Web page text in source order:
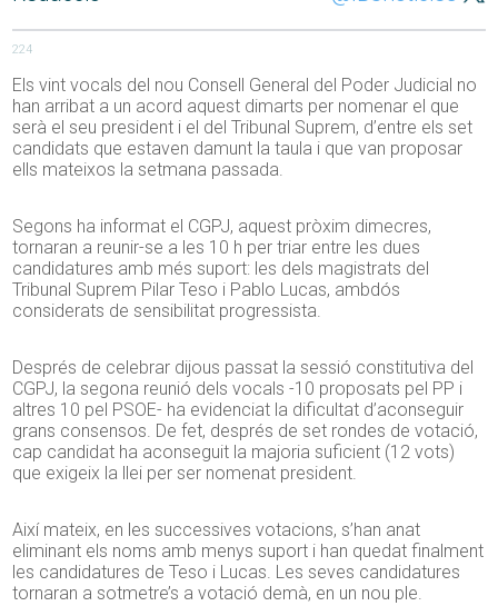
224
Els vint vocals del nou Consell General del Poder Judicial no
han arribat a un acord aquest dimarts per nomenar el que
serà el seu president i el del Tribunal Suprem, d’entre els set
candidats que estaven damunt la taula i que van proposar
ells mateixos la setmana passada.
Segons ha informat el CGPJ, aquest pròxim dimecres,
tornaran a reunir-se a les 10 h per triar entre les dues
candidatures amb més suport: les dels magistrats del
Tribunal Suprem Pilar Teso i Pablo Lucas, ambdós
considerats de sensibilitat progressista.
Després de celebrar dijous passat la sessió constitutiva del
CGPJ, la segona reunió dels vocals -10 proposats pel PP i
altres 10 pel PSOE- ha evidenciat la dificultat d’aconseguir
grans consensos. De fet, després de set rondes de votació,
cap candidat ha aconseguit la majoria suficient (12 vots)
que exigeix la llei per ser nomenat president.
Així mateix, en les successives votacions, s’han anat
eliminant els noms amb menys suport i han quedat finalment
les candidatures de Teso i Lucas. Les seves candidatures
tornaran a sotmetre’s a votació demà, en un nou ple.